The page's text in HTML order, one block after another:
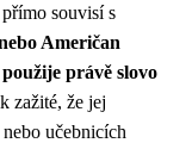
souvisí s
Američan
právě slovo
zažité, že jej
učebnicích